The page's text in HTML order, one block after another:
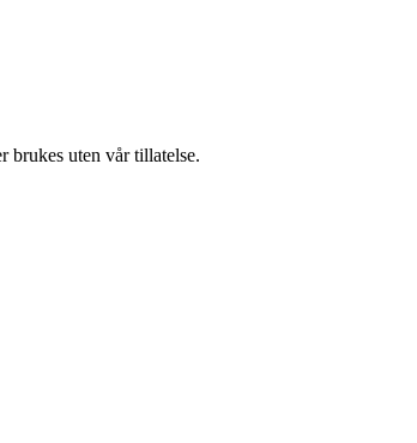
brukes uten vår tillatelse.